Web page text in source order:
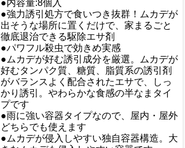
●内容量:8個入
●強力誘引処方で食いつき抜群！ムカデが
出そうな場所に置くだけで、家まるごと
徹底退治できる駆除エサ剤
●パワフル殺虫で効きめ実感
●ムカデが好む誘引成分を厳選。ムカデが
好むタンパク質、糖質、脂質系の誘引剤
がバランスよく配合されたエサで、しっ
かり誘引。やわらかな食感の半なまタイ
プです
●雨に強い容器タイプなので、屋内・屋外
どちらでも使えます
●ムカデが侵入しやすい独自容器構造。大